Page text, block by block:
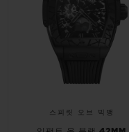
스피릿 오브 빅뱅